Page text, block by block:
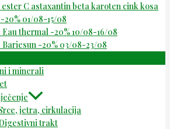
ester C astaxantin beta karoten cink kosa
01/08-15/08
thermal -20% 10/08-16/08
Bariesun -20% 03/08-23/08
i minerali
jetra, cirkulacija
trakt